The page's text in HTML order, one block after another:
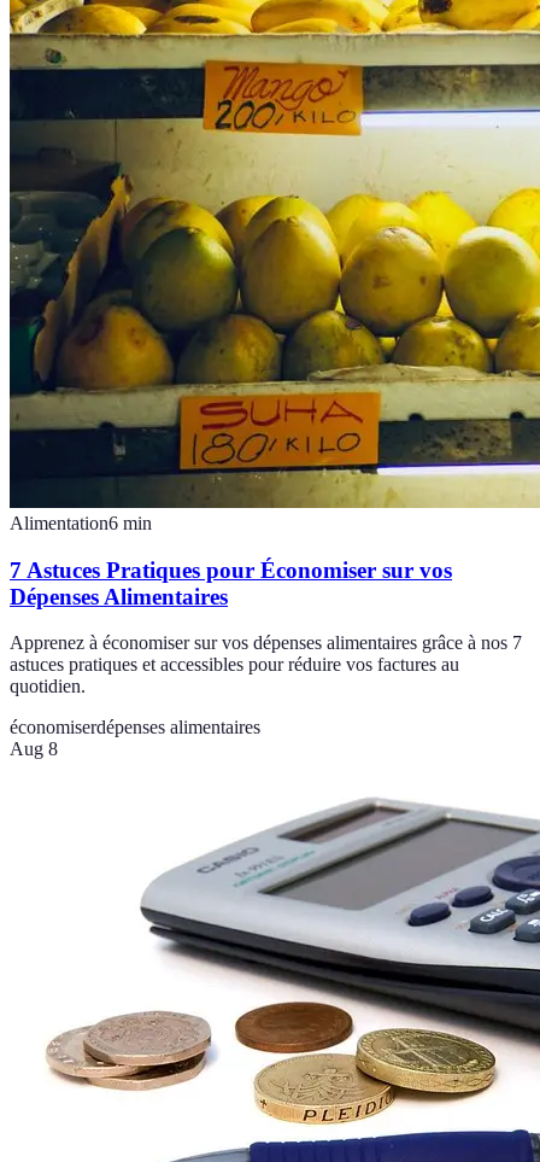
Alimentation6 min
7 Astuces Pratiques pour Économiser sur vos
Dépenses Alimentaires
Apprenez à économiser sur vos dépenses alimentaires grâce à nos 7
astuces pratiques et accessibles pour réduire vos factures au
quotidien.
économiserdépenses alimentaires
Aug 8